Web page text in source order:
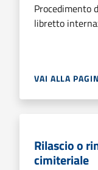
Procedimento
libretto
VAI ALLA
Rilascio o
cimiteriale